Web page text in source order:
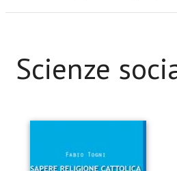
Scienze